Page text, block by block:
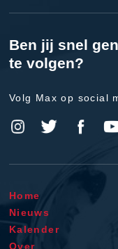
Ben jij snel
te volgen?
Volg Max op social
Home
Nieuws
Kalender
Over